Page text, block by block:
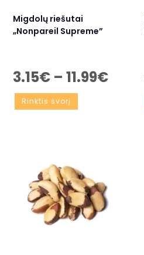
Migdolų riešutai
„Nonpareil Supreme”
3.15€ – 11.99€
Rinktis svorį